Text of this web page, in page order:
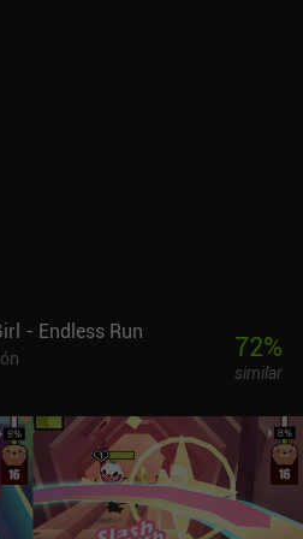
- Endless Run 72%
similar